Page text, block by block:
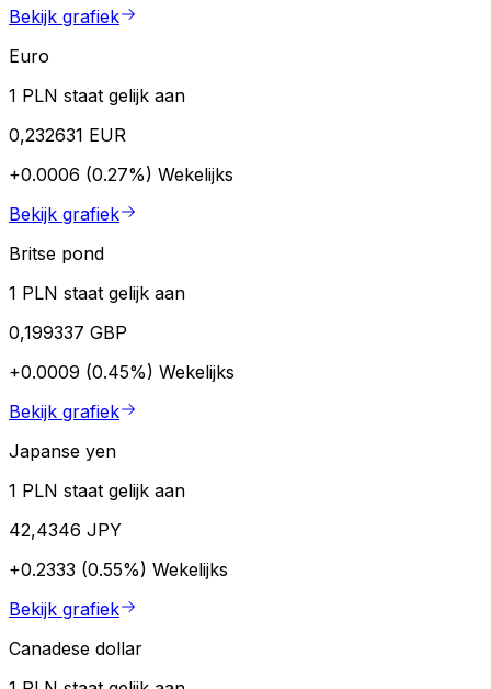
Bekijk grafiek
Euro
1 PLN staat gelijk aan
0,232631 EUR
+0.0006 (0.27%) Wekelijks
Bekijk grafiek
Britse pond
1 PLN staat gelijk aan
0,199337 GBP
+0.0009 (0.45%) Wekelijks
Bekijk grafiek
Japanse yen
1 PLN staat gelijk aan
42,4346 JPY
+0.2333 (0.55%) Wekelijks
Bekijk grafiek
Canadese dollar